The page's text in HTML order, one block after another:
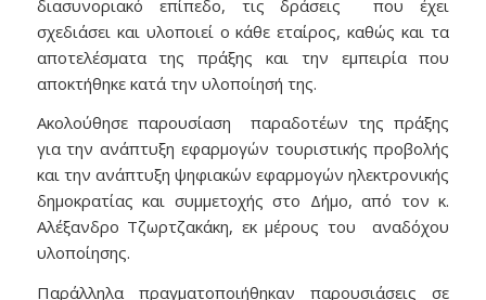
διασυνοριακό επίπεδο, τις δράσεις που έχει
σχεδιάσει και υλοποιεί ο κάθε εταίρος, καθώς και τα
αποτελέσματα της πράξης και την εμπειρία που
αποκτήθηκε κατά την υλοποίησή της.
Ακολούθησε παρουσίαση παραδοτέων της πράξης
για την ανάπτυξη εφαρμογών τουριστικής προβολής
και την ανάπτυξη ψηφιακών εφαρμογών ηλεκτρονικής
δημοκρατίας και συμμετοχής στο Δήμο, από τον κ.
Αλέξανδρο Τζωρτζακάκη, εκ μέρους του αναδόχου
υλοποίησης.
Παράλληλα πραγματοποιήθηκαν παρουσιάσεις σε